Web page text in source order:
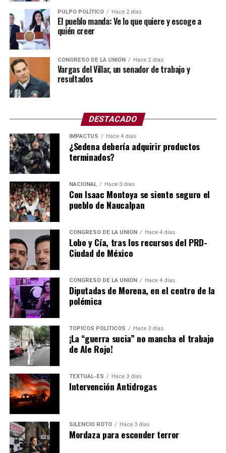
debió a la falta de mantenimiento preventivo.
Para este tipo de labores se cuenta con el Programa de
Obras Anual, mejor conocido como el POA.
El POA (Plan Operativo Anual) y el presupuesto son
herramientas de gestión que se vinculan para planificar
las metas de una organización y asignar los recursos
12 meses.
Asimismo, el POA define las acciones y objetivos,
mientras que el presupuesto establece los fondos
autorizados para ejecutarlos.
Todo indica que no hubo mantenimiento de manera
correcta, ya sea por omisión, no hubo un programa
específico o simplemente no ejercieron el presupuesto
requerido, y lo que pagan los platos rotos, como
siempre, son los vecinos y colonos.
No le busquen tres pies al gato, pero el responsable del
colapso de la bomba es el Consejo Directivo de SAPASA,
encabezado por el presidente municipalPedro
Rodríguez Villegas.
El director general,
secretario técnico del Consejo Directivo, pero no tiene
injerencia alguna ni poder de decisión.
Rodríguez Villegas
administración y operación del Consejo Directivo de
SAPASA, así de fácil y sencillo.
El personal de SAPASA hace milagros para mantener en
buen estado y operando lo mejor posible para resolver
la problemática del desabasto de agua.
PULPO POLÍTICO Hace 2 días
El pueblo manda: Ve lo que quiere y escoge a
quién creer
CONGRESO DE LA UNIÓN Hace 2 días
Vargas del Villar, un senador de trabajo y
resultados
DESTACADO
IMPACTUS Hace 4 días
¿Sedena debería adquirir productos
terminados?
NACIONAL Hace 3 días
Con Isaac Montoya se siente seguro el
pueblo de Naucalpan
CONGRESO DE LA UNIÓN Hace 4 días
Lobo y Cía, tras los recursos del PRD-
Ciudad de México
CONGRESO DE LA UNIÓN Hace 4 días
Diputadas de Morena, en el centro de la
polémica
TÓPICOS POLÍTICOS Hace 3 días
¡La “guerra sucia” no mancha el trabajo
de Ale Rojo!
TEXTUAL-ES Hace 3 días
Intervención Antidrogas
SILENCIO ROTO Hace 3 días
Mordaza para esconder terror